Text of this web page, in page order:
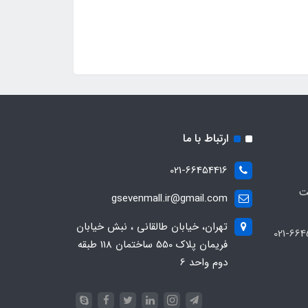
ارتباط با ما
021-66454416
gsevenmall.ir@gmail.com
تهران، خیابان طالقانی ، نبش خیابان
فریمان پلاک 550 ساختمان 118 طبقه
دوم واحد 6